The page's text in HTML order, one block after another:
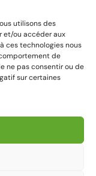
utilisons des
et/ou accéder aux
ces technologies nous
de
ne pas consentir ou de
sur certaines
22
23
29
30